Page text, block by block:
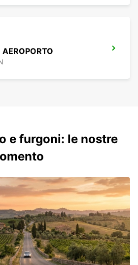
AEROPORTO
e furgoni: le nostre